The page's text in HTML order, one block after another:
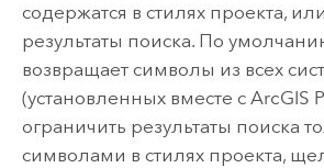
содержатся в стилях проекта,
результаты поиска. По
возвращает символы из всех
(установленных вместе с ArcGIS
ограничить результаты поиска
символами в стилях проекта,